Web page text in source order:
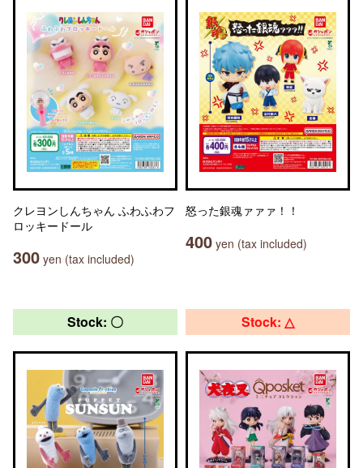
クレヨンしんちゃん ふわふわフ
ロッキードール
300 yen (tax included)
怒った銀魂ァァァ！！
400 yen (tax included)
Stock: 〇 Stock: △